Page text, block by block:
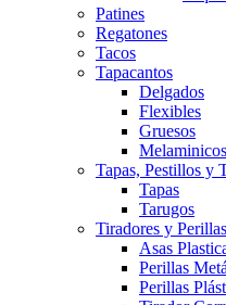
Patines
Regatones
Tacos
Tapacantos
Delgados
Flexibles
Gruesos
Melaminicos
Tapas, Pestillos y
Tapas
Tarugos
Tiradores y Perillas
Asas
Perillas
Perillas